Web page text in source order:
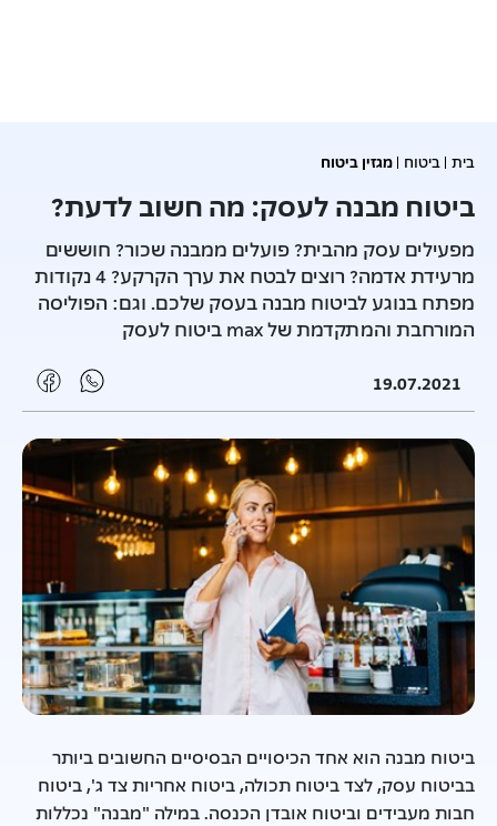
בית ביטוח מגזין ביטוח
ביטוח מבנה לעסק: מה חשוב לדעת?
מפעילים עסק מהבית? פועלים ממבנה שכור? חוששים
מרעידת אדמה? רוצים לבטח את ערך הקרקע? 4 נקודות
מפתח בנוגע לביטוח מבנה בעסק שלכם. וגם: הפוליסה
המורחבת והמתקדמת של max ביטוח לעסק
19.07.2021
ביטוח מבנה הוא אחד הכיסויים הבסיסיים החשובים ביותר
בביטוח עסק, לצד ביטוח תכולה, ביטוח אחריות צד ג', ביטוח
חבות מעבידים וביטוח אובדן הכנסה. במילה "מבנה" נכללות